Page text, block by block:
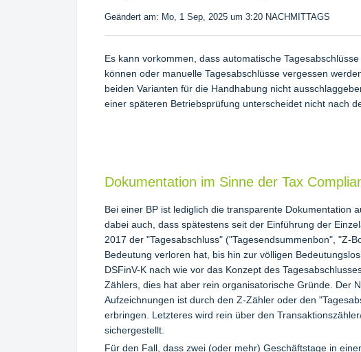
Geändert am: Mo, 1 Sep, 2025 um 3:20 NACHMITTAGS
Es kann vorkommen, dass automatische
können oder manuelle Tagesabschlüsse vergessen
beiden Varianten für die Handhabung nicht
einer späteren Betriebsprüfung unterscheidet nicht nach
Dokumentation im Sinne der Tax
Bei einer BP ist lediglich die transparente Dokumentation
dabei auch, dass spätestens seit der Einführung der
2017 der "Tagesabschluss" ("Tagesendsummenbon", "Z-
Bedeutung verloren hat, bis hin zur völligen
DSFinV-K nach wie vor das Konzept des
Zählers, dies hat aber rein organisatorische Gründe. Der
Aufzeichnungen ist durch den Z-Zähler oder den
erbringen. Letzteres wird rein über den
sichergestellt.
Für den Fall, dass zwei (oder mehr) Geschäftstage in